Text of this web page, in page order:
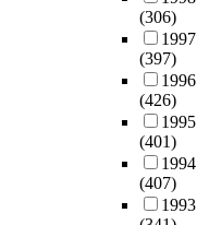
(306)
1997
(397)
1996
(426)
1995
(401)
1994
(407)
1993